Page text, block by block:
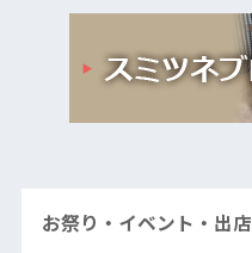
お祭り・イベント・出店